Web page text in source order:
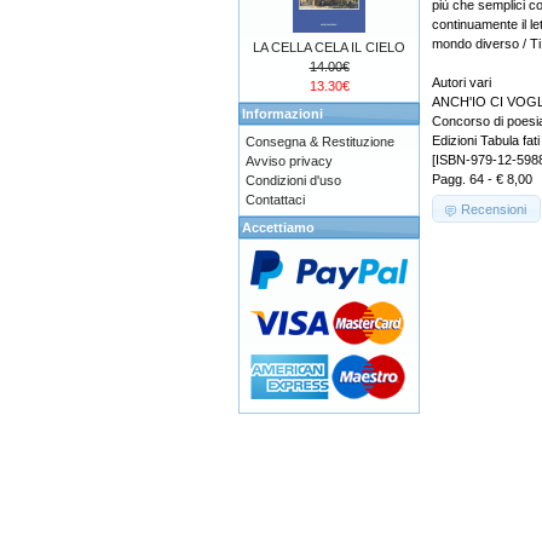
più che semplici
continuamente il
mondo diverso /
Autori vari
ANCH'IO CI
Concorso di
Edizioni Tabula fati
[ISBN-979-12-
Pagg. 64 - € 8,00
Recensioni
LA CELLA CELA IL CIELO
14.00€
13.30€
Informazioni
Consegna & Restituzione
Avviso privacy
Condizioni d'uso
Contattaci
Accettiamo